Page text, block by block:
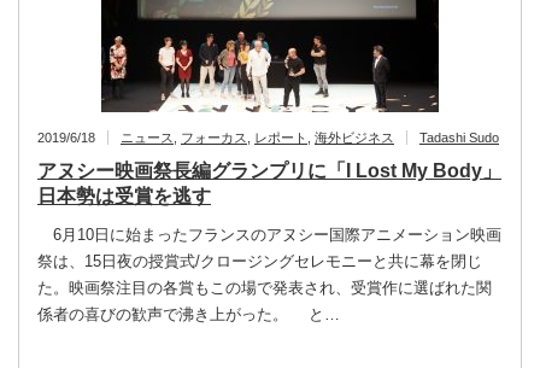
2019/6/18 ニュース フォーカス レポート 海外ビジネス Tadashi Sudo
アヌシー映画祭長編グランプリに「I Lost My Body」
日本勢は受賞を逃す
6月10日に始まったフランスのアヌシー国際アニメーション映画
祭は、15日夜の授賞式/クロージングセレモニーと共に幕を閉じ
た。映画祭注目の各賞もこの場で発表され、受賞作に選ばれた関
係者の喜びの歓声で沸き上がった。 と…